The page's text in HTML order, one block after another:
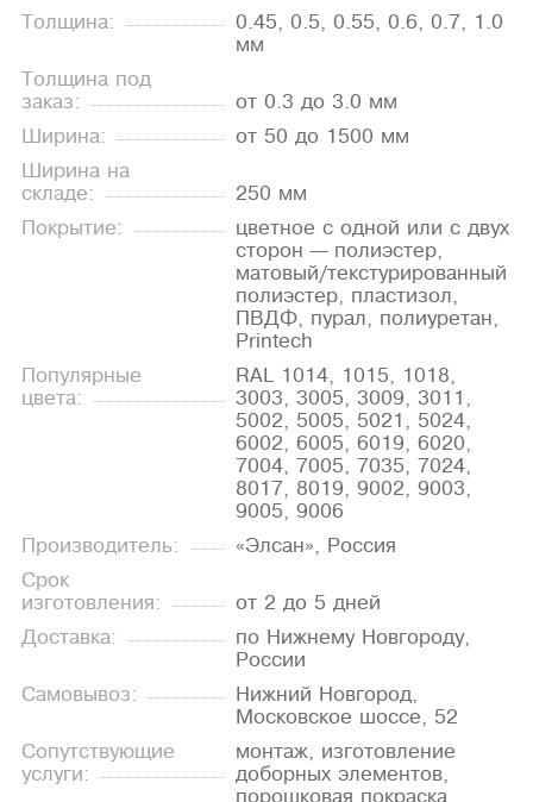
Толщина:
0.45, 0.5, 0.55, 0.6, 0.7, 1.0
мм
Толщина под
заказ:
от 0.3 до 3.0 мм
Ширина:
от 50 до 1500 мм
Ширина на
складе:
250 мм
Покрытие:
цветное с одной или с двух
сторон — полиэстер,
матовый/текстурированный
полиэстер, пластизол,
ПВДФ, пурал, полиуретан,
Printech
Популярные
цвета:
RAL 1014, 1015, 1018,
3003, 3005, 3009, 3011,
5002, 5005, 5021, 5024,
6002, 6005, 6019, 6020,
7004, 7005, 7035, 7024,
8017, 8019, 9002, 9003,
9005, 9006
Производитель:
«Элсан», Россия
Срок
изготовления:
от 2 до 5 дней
Доставка:
по Нижнему Новгороду,
России
Самовывоз:
Нижний Новгород,
Московское шоссе, 52
Сопутствующие
услуги:
монтаж, изготовление
доборных элементов,
порошковая покраска